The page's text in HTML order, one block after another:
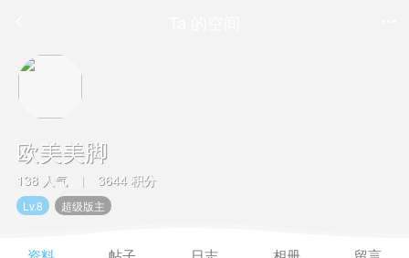
欧美美脚
138 人气 | 3644 积分
Lv.8 超级版主